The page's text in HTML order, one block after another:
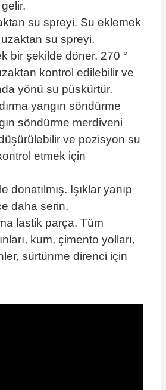
su spreyi. Su eklemek
su spreyi.
bir şekilde döner. 270 °
kontrol edilebilir ve
yönü su püskürtür.
yangın söndürme
söndürme merdiveni
düşürülebilir ve pozisyon su
etmek için
donatılmış. Işıklar yanıp
daha serin.
lastik parça. Tüm
kum, çimento yolları,
sürtünme direnci için